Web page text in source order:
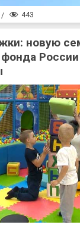
/ 443
новую